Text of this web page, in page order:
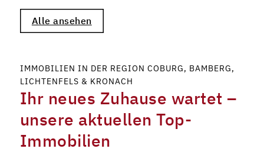
Alle ansehen
IMMOBILIEN IN DER REGION COBURG, BAMBERG,
LICHTENFELS & KRONACH
Ihr neues Zuhause wartet –
unsere aktuellen Top-
Immobilien